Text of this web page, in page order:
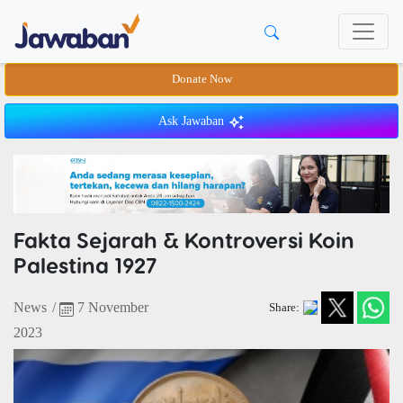
Donate Now
Ask Jawaban
Fakta Sejarah & Kontroversi Koin
Palestina 1927
News /
7 November
2023
Share: